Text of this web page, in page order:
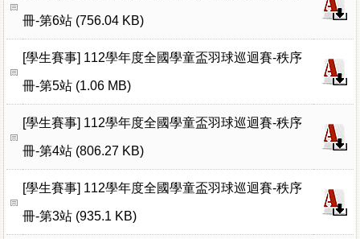
冊-第6站 (756.04 KB)
[學生賽事] 112學年度全國學童盃羽球巡迴賽-秩序
冊-第5站 (1.06 MB)
[學生賽事] 112學年度全國學童盃羽球巡迴賽-秩序
冊-第4站 (806.27 KB)
[學生賽事] 112學年度全國學童盃羽球巡迴賽-秩序
冊-第3站 (935.1 KB)